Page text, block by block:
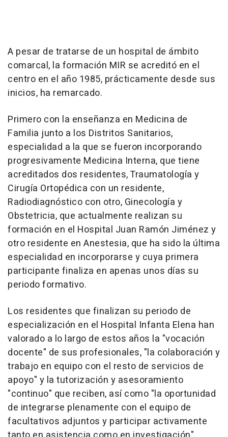
A pesar de tratarse de un hospital de ámbito
comarcal, la formación MIR se acreditó en el
centro en el año 1985, prácticamente desde sus
inicios, ha remarcado.
Primero con la enseñanza en Medicina de
Familia junto a los Distritos Sanitarios,
especialidad a la que se fueron incorporando
progresivamente Medicina Interna, que tiene
acreditados dos residentes, Traumatología y
Cirugía Ortopédica con un residente,
Radiodiagnóstico con otro, Ginecología y
Obstetricia, que actualmente realizan su
formación en el Hospital Juan Ramón Jiménez y
otro residente en Anestesia, que ha sido la última
especialidad en incorporarse y cuya primera
participante finaliza en apenas unos días su
periodo formativo.
Los residentes que finalizan su periodo de
especialización en el Hospital Infanta Elena han
valorado a lo largo de estos años la "vocación
docente" de sus profesionales, "la colaboración y
trabajo en equipo con el resto de servicios de
apoyo" y la tutorización y asesoramiento
"continuo" que reciben, así como "la oportunidad
de integrarse plenamente con el equipo de
facultativos adjuntos y participar activamente